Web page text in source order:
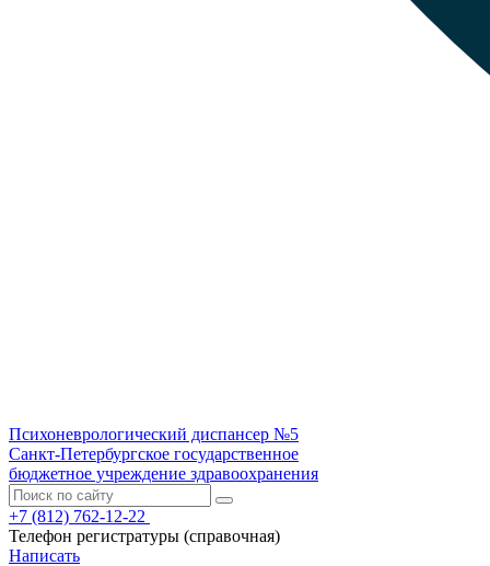
Психоневрологический диспансер №5
Санкт-Петербургское государственное
бюджетное учреждение здравоохранения
+7 (812) 762-12-22
Телефон регистратуры (справочная)
Написать